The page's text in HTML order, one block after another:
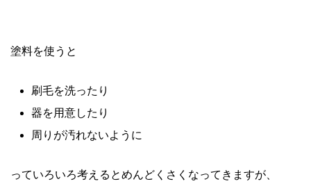
塗料を使うと
刷毛を洗ったり
器を用意したり
周りが汚れないように
っていろいろ考えるとめんどくさくなってきますが、